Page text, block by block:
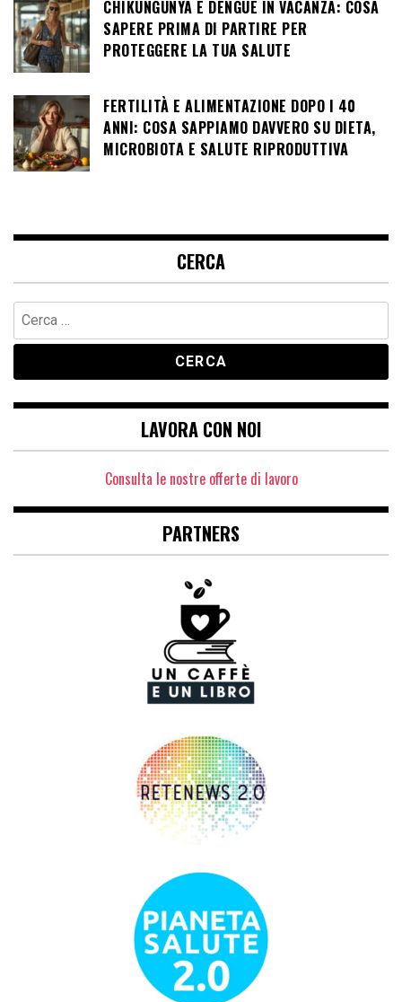
CHIKUNGUNYA E DENGUE IN VACANZA: COSA
SAPERE PRIMA DI PARTIRE PER
PROTEGGERE LA TUA SALUTE
FERTILITÀ E ALIMENTAZIONE DOPO I 40
ANNI: COSA SAPPIAMO DAVVERO SU DIETA,
MICROBIOTA E SALUTE RIPRODUTTIVA
CERCA
Ricerca
per:
LAVORA CON NOI
Consulta le nostre offerte di lavoro
PARTNERS